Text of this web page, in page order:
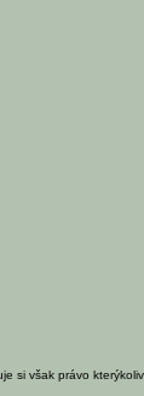
si však právo